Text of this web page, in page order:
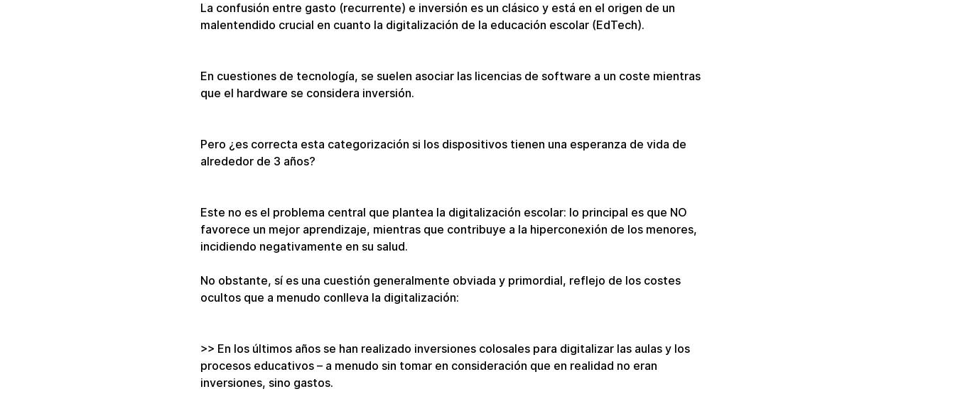
La confusión entre gasto (recurrente) e inversión es un clásico y está en el origen de un
malentendido crucial en cuanto la digitalización de la educación escolar (EdTech).
En cuestiones de tecnología, se suelen asociar las licencias de software a un coste mientras
que el hardware se considera inversión.
Pero ¿es correcta esta categorización si los dispositivos tienen una esperanza de vida de
alrededor de 3 años?
Este no es el problema central que plantea la digitalización escolar: lo principal es que NO
favorece un mejor aprendizaje, mientras que contribuye a la hiperconexión de los menores,
incidiendo negativamente en su salud.
No obstante, sí es una cuestión generalmente obviada y primordial, reflejo de los costes
ocultos que a menudo conlleva la digitalización:
>> En los últimos años se han realizado inversiones colosales para digitalizar las aulas y los
procesos educativos – a menudo sin tomar en consideración que en realidad no eran
inversiones, sino gastos.